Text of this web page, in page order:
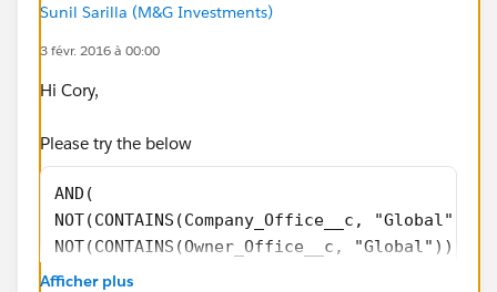
Sunil Sarilla (M&G Investments)
3 févr. 2016 à 00:00
Hi Cory,
Please try the below
AND(
NOT(CONTAINS(Company_Office__c, "Global")),
NOT(CONTAINS(Owner_Office__c, "Global")),
NOT(CONTAINS(Company_Office__c,
Afficher plus